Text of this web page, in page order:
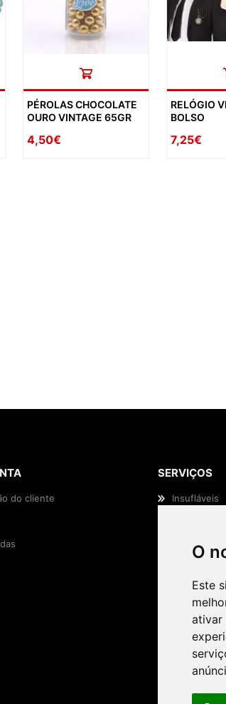
O
Este
ativar
PÉROLAS CHOCOLATE
OURO VINTAGE 65GR
4,50€
RELÓGIO
BOLSO
7,25€
do cliente
SERVIÇOS
Insufláveis
Efeitos